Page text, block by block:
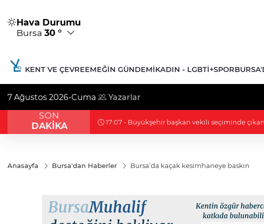
Hava Durumu
Bursa 30 °
KENT VE ÇEVREEMEĞIN GÜNDEMIKADIN - LGBTİ+SPOR
7 Ağustos 2026-Cuma Yazarlar
SON
DAKİKA
Rona ifadeye çağrıldı
Anasayfa Bursa'dan Haberler Bursa’da kaçak kesimhaneye baskın